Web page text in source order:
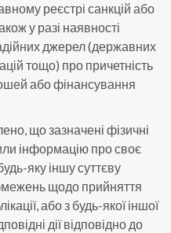
реєстрі санкцій або
у разі наявності
джерел (державних
тощо) про причетність
або фінансування
що зазначені фізичні
інформацію про своє
яку іншу суттєву
щодо прийняття
або з будь-якої іншої
дії відповідно до